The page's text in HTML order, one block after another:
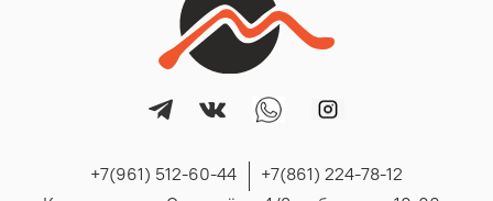
+7(961) 512-60-44
+7(861) 224-78-12